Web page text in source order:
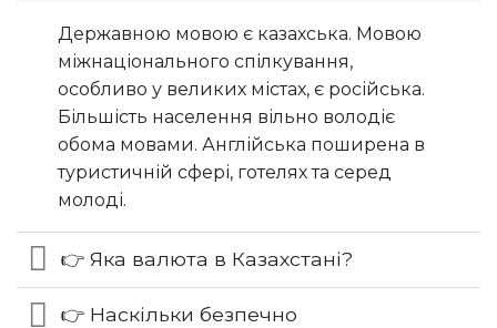
Державною мовою є казахська. Мовою
міжнаціонального спілкування,
особливо у великих містах, є російська.
Більшість населення вільно володіє
обома мовами. Англійська поширена в
туристичній сфері, готелях та серед
молоді.
👉 Яка валюта в Казахстані?
👉 Наскільки безпечно